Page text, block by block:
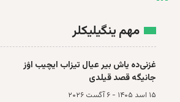
مهم ینگیلیکلر
غزنی‌ده یاش بیر عیال تیزاب ایچیب اۉز
جانیگه قصد قیلدی
۱۵ اسد ۱۴۰۵ - ۶ آگست ۲۰۲۶